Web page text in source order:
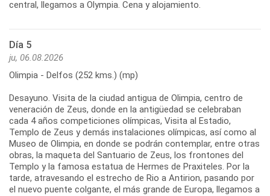
Día 5
ju, 06.08.2026
Olimpia - Delfos (252 kms.) (mp)
Desayuno. Visita de la ciudad antigua de Olimpia, centro de
veneración de Zeus, donde en la antigüedad se celebraban
cada 4 años competiciones olímpicas, Visita al Estadio,
Templo de Zeus y demás instalaciones olímpicas, así como al
Museo de Olimpia, en donde se podrán contemplar, entre otras
obras, la maqueta del Santuario de Zeus, los frontones del
Templo y la famosa estatua de Hermes de Praxiteles. Por la
tarde, atravesando el estrecho de Rio a Antirion, pasando por
el nuevo puente colgante, el más grande de Europa, llegamos a